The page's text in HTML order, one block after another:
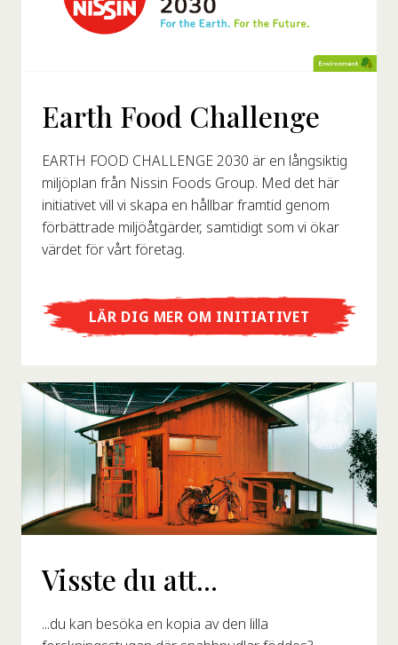
Earth Food Challenge
EARTH FOOD CHALLENGE 2030 är en långsiktig
miljöplan från Nissin Foods Group. Med det här
initiativet vill vi skapa en hållbar framtid genom
förbättrade miljöåtgärder, samtidigt som vi ökar
värdet för vårt företag.
LÄR DIG MER OM INITIATIVET
Visste du att...
...du kan besöka en kopia av den lilla